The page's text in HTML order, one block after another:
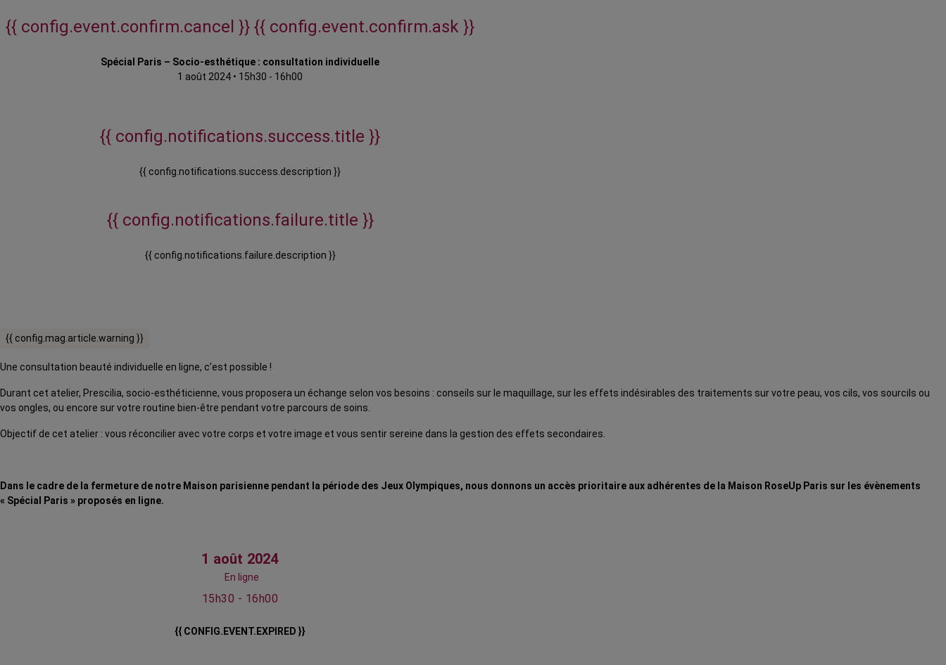
{{ config.event.confirm.cancel }} {{ config.event.confirm.ask }}
Spécial Paris – Socio-esthétique : consultation individuelle
1 août 2024 • 15h30 - 16h00
{{ config.notifications.success.title }}
{{ config.notifications.success.description }}
{{ config.notifications.failure.title }}
{{ config.notifications.failure.description }}
{{ config.mag.article.warning }}
Une consultation beauté individuelle en ligne, c’est possible !
Durant cet atelier, Prescilia, socio-esthéticienne, vous proposera un échange selon vos besoins : conseils sur le maquillage, sur les effets indésirables des traitements sur votre peau, vos cils, vos sourcils ou
vos ongles, ou encore sur votre routine bien-être pendant votre parcours de soins.
Objectif de cet atelier : vous réconcilier avec votre corps et votre image et vous sentir sereine dans la gestion des effets secondaires.
Dans le cadre de la fermeture de notre Maison parisienne pendant la période des Jeux Olympiques, nous donnons un accès prioritaire aux adhérentes de la Maison RoseUp Paris sur les évènements
« Spécial Paris » proposés en ligne.
1 août 2024
En ligne
15h30 - 16h00
{{ CONFIG.EVENT.EXPIRED }}